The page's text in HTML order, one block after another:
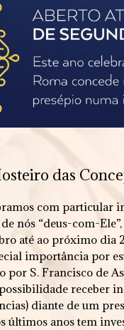
das
com particular
nós “deus-com-
até ao próximo dia
importância por
por S. Francisco de
receber
diante de um
últimos anos tem